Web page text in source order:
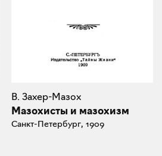
В. Захер-Мазох
Мазохисты и мазохизм
Санкт-Петербург, 1909